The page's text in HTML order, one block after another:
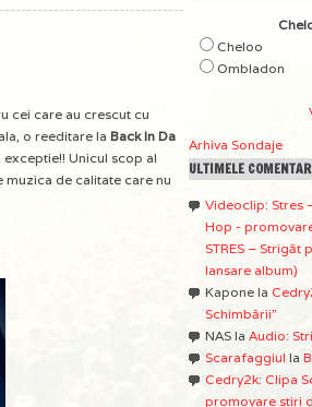
cei care au crescut cu
o reeditare la Back In Da
Unicul scop al
muzica de calitate care nu
Cheloo
Ombladon
Arhiva Sondaje
ULTIMELE
Videoclip: Stres
Hop -
STRES – Strigăt
lansare album)
Kapone la
Schimbării”
NAS la Audio:
Scarafaggiul la
Cedry2k: Clipa
promovare stiri